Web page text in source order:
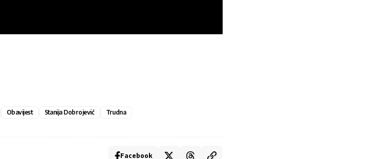
Obavijest Stanija Dobrojević Trudna
Facebook